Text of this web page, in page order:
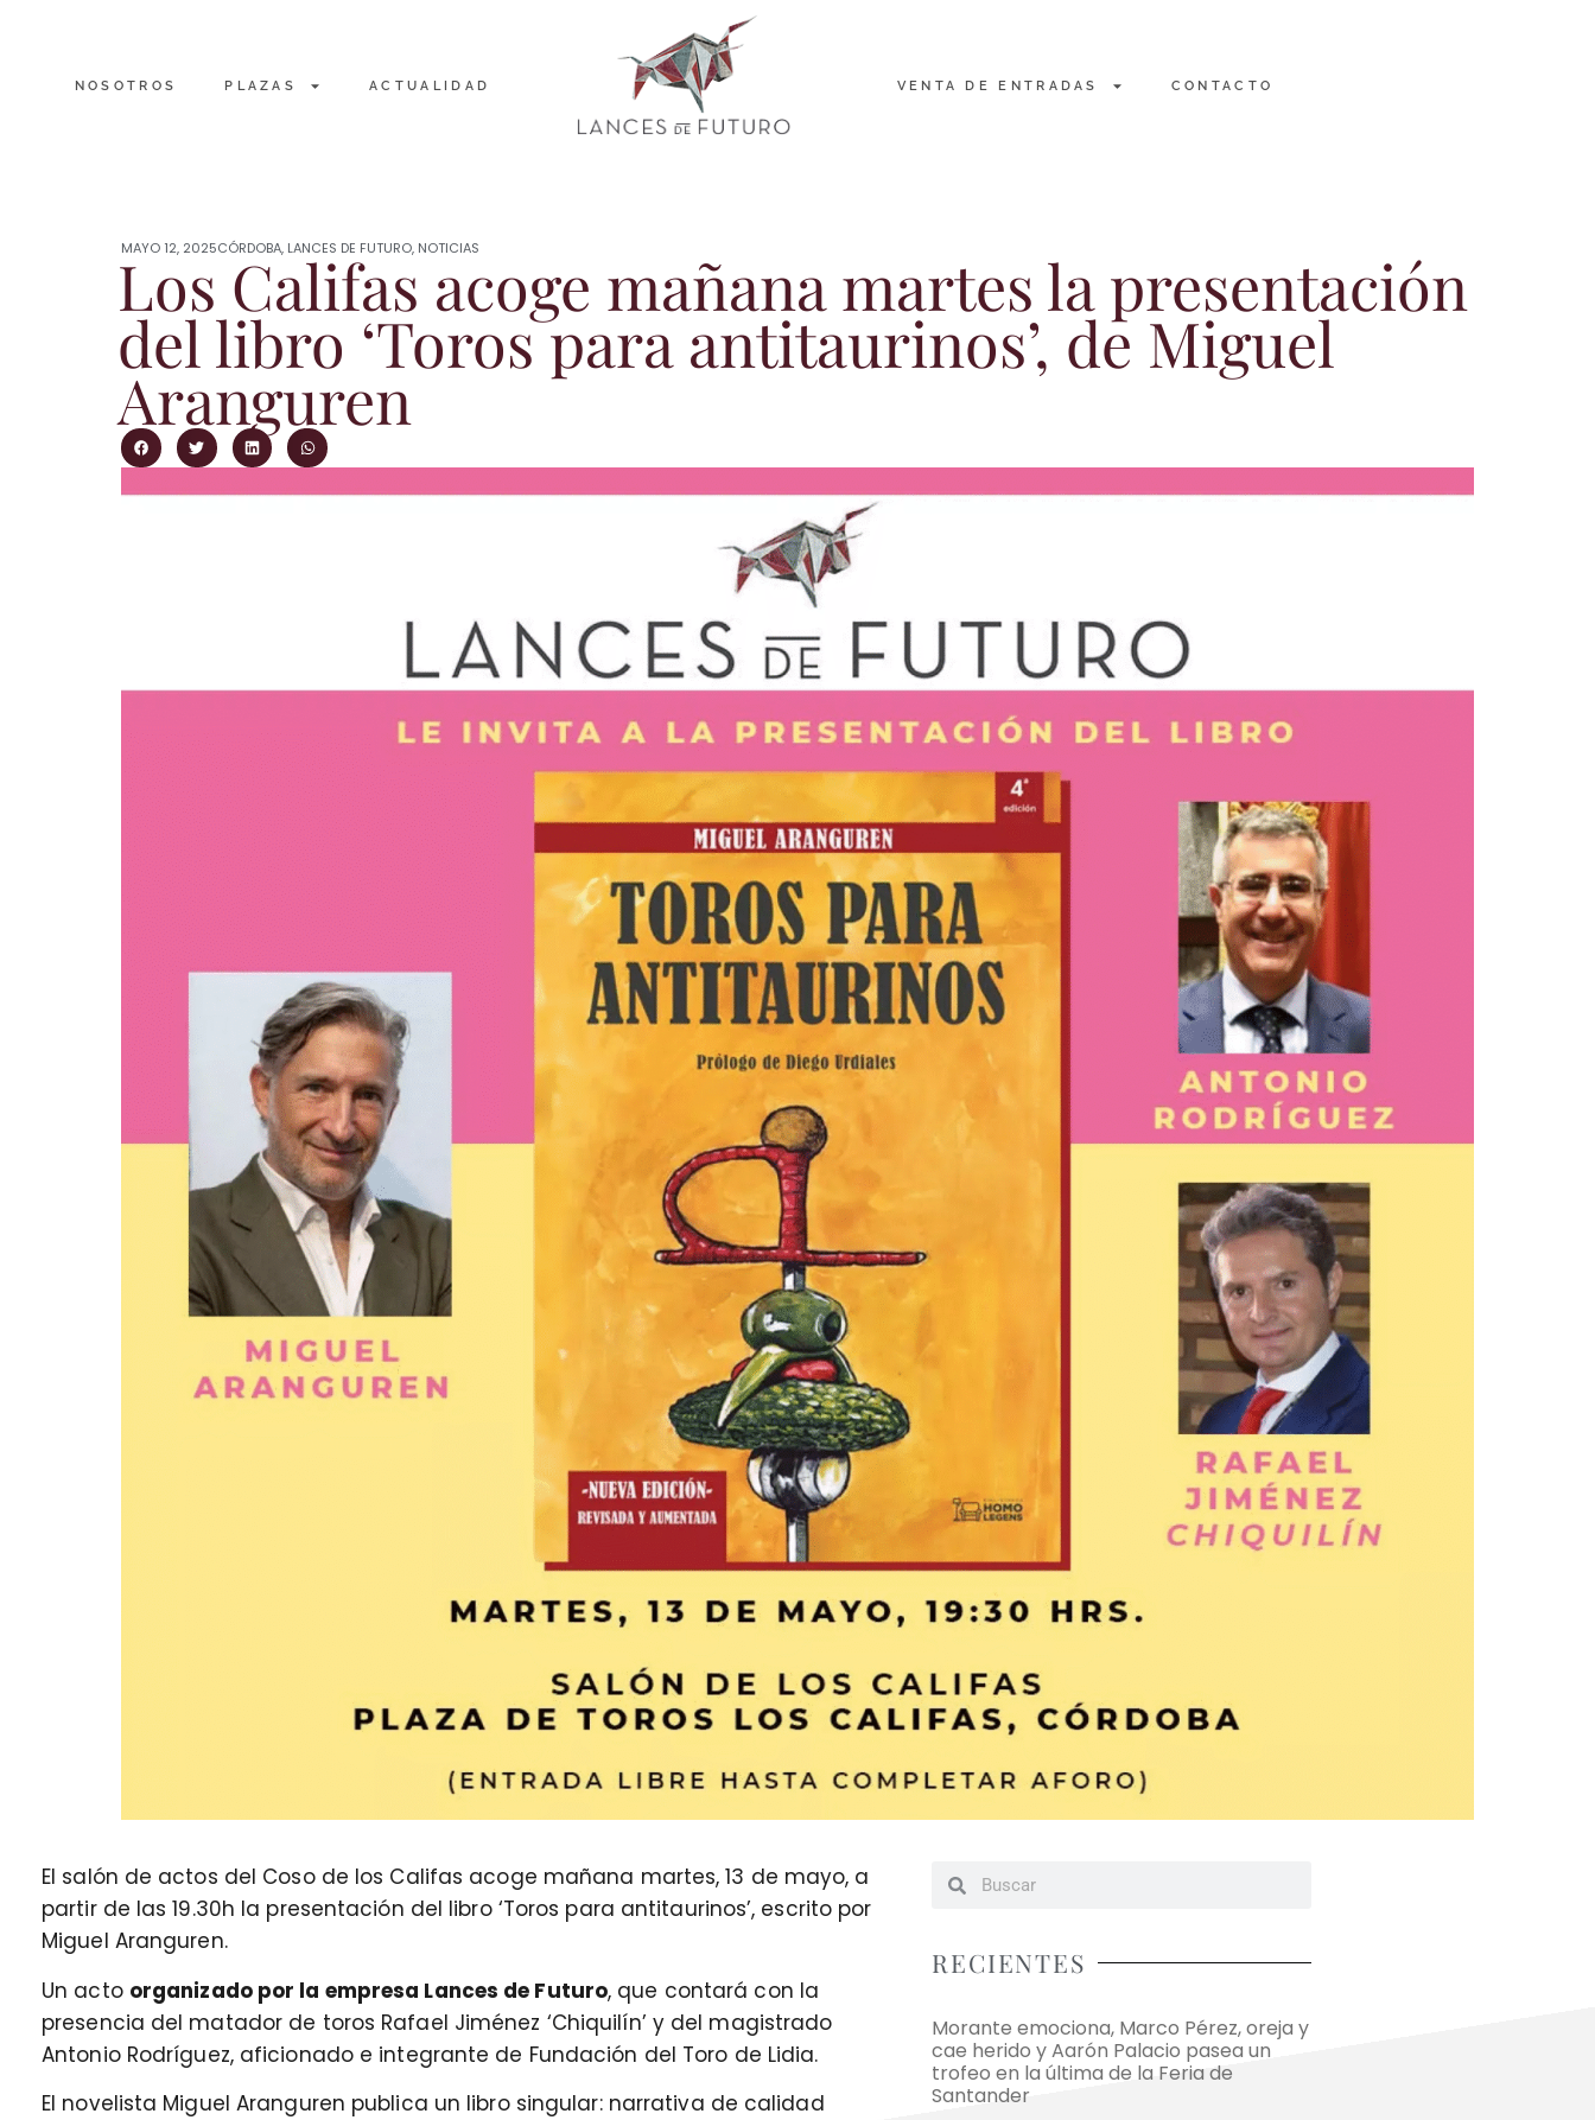
NOSOTROS PLAZAS ACTUALIDAD VENTA DE ENTRADAS CONTACTO
MAYO 12, 2025CÓRDOBA, LANCES DE FUTURO, NOTICIAS
Los Califas acoge mañana martes la presentación
del libro ‘Toros para antitaurinos’, de Miguel
Aranguren
El salón de actos del Coso de los Califas acoge mañana martes, 13 de mayo, a
partir de las 19.30h la presentación del libro ‘Toros para antitaurinos’, escrito por
Miguel Aranguren.
Un acto organizado por la empresa Lances de Futuro, que contará con la
presencia del matador de toros Rafael Jiménez ‘Chiquilín’ y del magistrado
Antonio Rodríguez, aficionado e integrante de Fundación del Toro de Lidia.
El novelista Miguel Aranguren publica un libro singular: narrativa de calidad
RECIENTES
Morante emociona, Marco Pérez, oreja y
cae herido y Aarón Palacio pasea un
trofeo en la última de la Feria de
Santander